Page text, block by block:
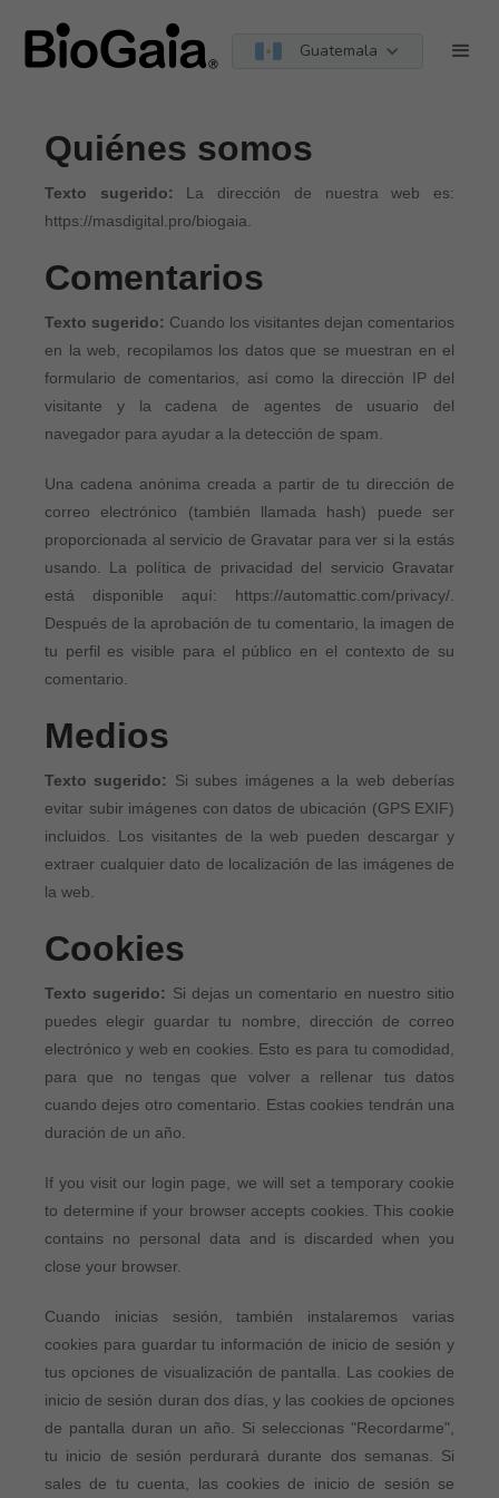
Guatemala
Política de privacidad
Quiénes somos
Texto sugerido: La dirección de nuestra web es:
https://masdigital.pro/biogaia.
Comentarios
Texto sugerido: Cuando los visitantes dejan comentarios
en la web, recopilamos los datos que se muestran en el
formulario de comentarios, así como la dirección IP del
visitante y la cadena de agentes de usuario del
navegador para ayudar a la detección de spam.
Una cadena anónima creada a partir de tu dirección de
correo electrónico (también llamada hash) puede ser
proporcionada al servicio de Gravatar para ver si la estás
usando. La política de privacidad del servicio Gravatar
está disponible aquí: https://automattic.com/privacy/.
Después de la aprobación de tu comentario, la imagen de
tu perfil es visible para el público en el contexto de su
comentario.
Medios
Texto sugerido: Si subes imágenes a la web deberías
evitar subir imágenes con datos de ubicación (GPS EXIF)
incluidos. Los visitantes de la web pueden descargar y
extraer cualquier dato de localización de las imágenes de
la web.
Cookies
Texto sugerido: Si dejas un comentario en nuestro sitio
puedes elegir guardar tu nombre, dirección de correo
electrónico y web en cookies. Esto es para tu comodidad,
para que no tengas que volver a rellenar tus datos
cuando dejes otro comentario. Estas cookies tendrán una
duración de un año.
If you visit our login page, we will set a temporary cookie
to determine if your browser accepts cookies. This cookie
contains no personal data and is discarded when you
close your browser.
Cuando inicias sesión, también instalaremos varias
cookies para guardar tu información de inicio de sesión y
tus opciones de visualización de pantalla. Las cookies de
inicio de sesión duran dos días, y las cookies de opciones
de pantalla duran un año. Si seleccionas "Recordarme",
tu inicio de sesión perdurará durante dos semanas. Si
sales de tu cuenta, las cookies de inicio de sesión se